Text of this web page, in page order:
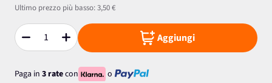
Ultimo prezzo più basso:3,50 €
Quantità Aggiungi
Paga in 3 ratecon
o